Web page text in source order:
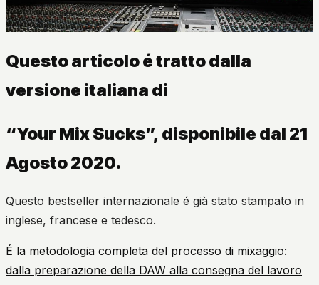
Questo articolo é tratto dalla
versione italiana di
“Your Mix Sucks”, disponibile dal 21
Agosto 2020.
Questo bestseller internazionale é già stato stampato in
inglese, francese e tedesco.
É la metodologia completa del processo di mixaggio:
dalla preparazione della DAW alla consegna del lavoro